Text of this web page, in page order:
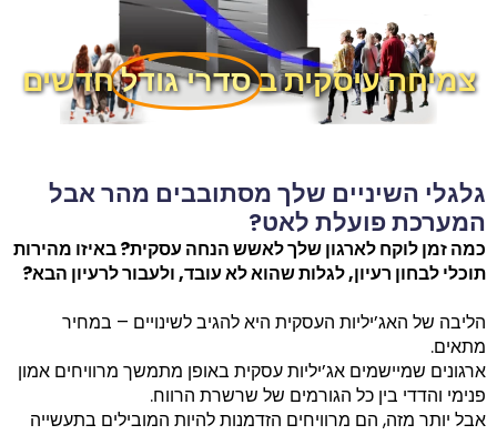
צמיחה עיסקית בסדרי גודלחדשים
גלגלי השיניים שלך מסתובבים מהר אבל
המערכת פועלת לאט?
כמה זמן לוקח לארגון שלך לאשש הנחה עסקית? באיזו מהירות
תוכלי לבחון רעיון, לגלות שהוא לא עובד, ולעבור לרעיון הבא?
הליבה של האג’יליות העסקית היא להגיב לשינויים – במחיר
מתאים.
ארגונים שמיישמים אג’יליות עסקית באופן מתמשך מרוויחים אמון
פנימי והדדי בין כל הגורמים של שרשרת הרווח.
אבל יותר מזה, הם מרוויחים הזדמנות להיות המובילים בתעשייה